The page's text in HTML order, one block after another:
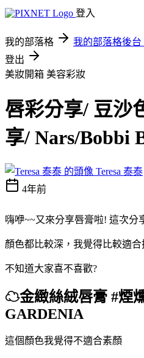
登入
我的部落格 我的部落格後台
登出
美妝開箱 美容彩妝
唇彩分享/ 豆沙
享/ Nars/Bobbi
Teresa 泰泰
4年前
嗨咿~~又來分享唇膏啦! 這次分
顏色都比較深，我覺得比較適
不知道大家喜不喜歡?
☁金緻絲絨唇膏 #煙
GARDENIA
這個顏色我覺得不適合素顏